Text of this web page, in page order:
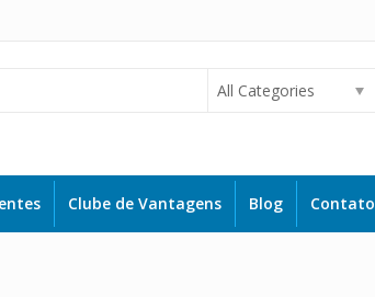
All Categories
Clube de Vantagens Blog Contato